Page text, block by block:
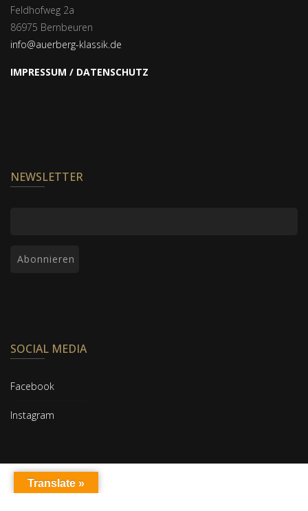
Feldhofweg 2a
86975 Bernbeuren
info@auerberg-klassik.de
IMPRESSUM / DATENSCHUTZ
NEWSLETTER
SOCIAL MEDIA
Facebook
Instagram
Translate »